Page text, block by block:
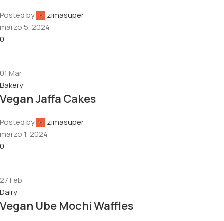
Posted by
zimasuper
marzo 5, 2024
0
01 Mar
Bakery
Vegan Jaffa Cakes
Posted by
zimasuper
marzo 1, 2024
0
27Feb
Dairy
Vegan Ube Mochi Waffles